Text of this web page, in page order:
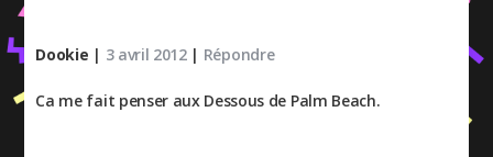
Dookie | 3 avril 2012| Répondre
Ca me fait penser aux Dessous de Palm Beach.